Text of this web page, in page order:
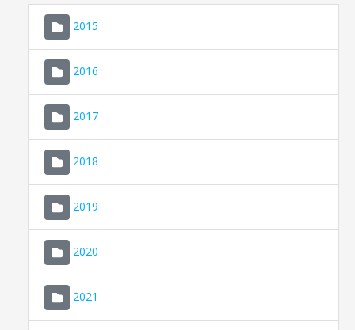
2015
2016
2017
2018
2019
2020
2021